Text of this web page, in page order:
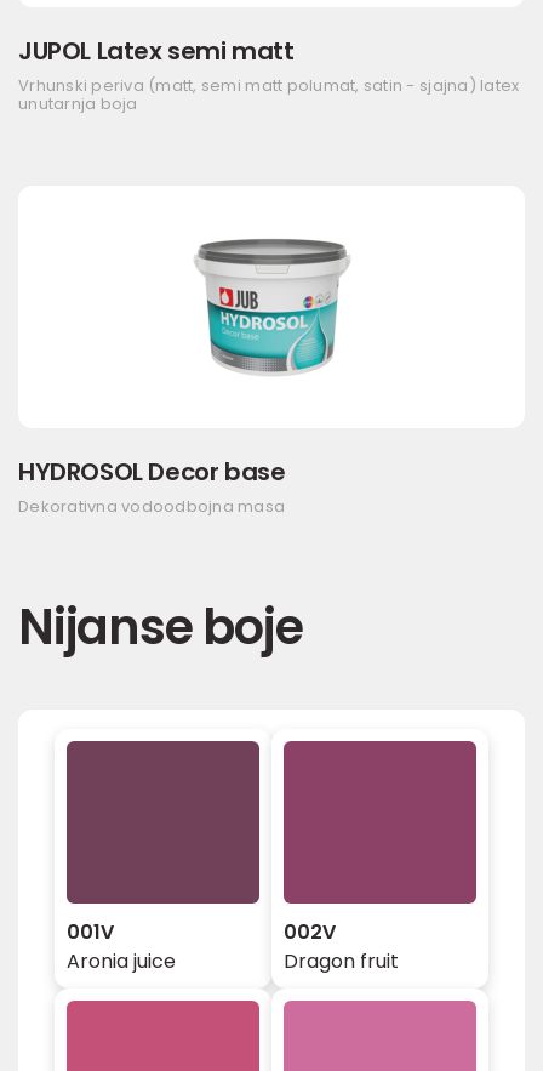
JUPOL Latex semi matt
Vrhunski periva (matt, semi matt polumat, satin - sjajna) latex
unutarnja boja
HYDROSOL Decor base
Dekorativna vodoodbojna masa
Nijanse boje
001V
Aronia juice
002V
Dragon fruit